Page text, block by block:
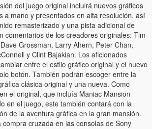
del juego original incluirá nuevos gráficos
a mano y presentados en alta resolución, así
remasterizado y una pista adicional de
comentarios de los creadores originales: Tim
Grossman, Larry Ahern, Peter Chan,
y Clint Bajakian. Los aficionados
entre el estilo gráfico original y el nuevo
botón. También podrán escoger entre la
clásica original y una nueva. Como
el original, que incluía Maniac Mansion
en el juego, este también contará con la
de la aventura gráfica en la gran mansión.
compra cruzada en las consolas de Sony